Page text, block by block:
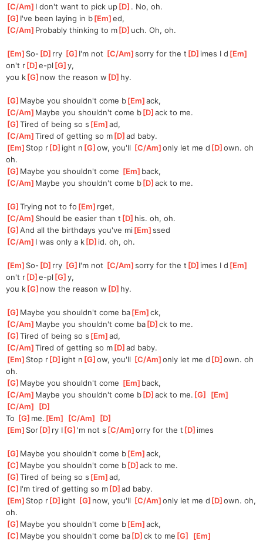
[C/Am ]I don't want to pick up[D ]. No, oh.
[G ]I've been laying in b[Em ]
ed,
[C/Am ]Probably thinking to m[D ]uch. Oh, oh.
[Em ]So- [D ]rry [G ]I'm not [C/Am ]
sorry for the t [D ]imes I d [Em
on't r[D ]
e-pl [G ]
y,
you k[G ]now the reason w [D ]hy.
[G ]Maybe you shouldn't come b[Em ]
ack,
[C/Am ]Maybe you shouldn't come b[D ]
ack to me.
[G ]
Tired of being so s [Em ]
ad,
[C/Am ]
Tired of getting so m[D ]
ad baby.
[Em ]Stop r[D ]ight n [G ]
ow, you'll [C/Am ]
only let me d [D ]
own. oh
oh.
[G ]Maybe you shouldn't come [Em ]back,
[C/Am ]Maybe you shouldn't come b[D ]
ack to me.
[G ]
Trying not to fo [Em ]rget,
[C/Am ]Should be easier than t [D ]his. oh, oh.
[G ]
And all the birthdays you've mi[Em ]
ssed
[C/Am ]I was only a k[D ]id. oh, oh.
[Em ]So- [D ]rry [G ]I'm not [C/Am ]
sorry for the t [D ]imes I d [Em
on't r[D ]
e-pl [G ]
y,
you k[G ]now the reason w [D ]hy.
[G ]Maybe you shouldn't come ba[Em ]
ck,
[C/Am ]Maybe you shouldn't come ba[D ]
ck to me.
[G ]
Tired of being so s [Em ]
ad,
[C/Am ]
Tired of getting so m[D ]
ad baby.
[Em ]Stop r[D ]ight n [G ]
ow, you'll [C/Am ]
only let me d [D ]
own. oh
oh.
[G ]Maybe you shouldn't come [Em ]back,
[C/Am ]Maybe you shouldn't come b[D ]
ack to me. [G [Em
C/Am
[D
To [G ]me. [Em [C/Am [D
[Em ]Sor[D ]ry I[G ]'m not s [C/Am ]
orry for the t [D ]imes
[G ]Maybe you shouldn't come b[Em ]
ack,
[C ]Maybe you shouldn't come b[D ]
ack to me.
[G ]
Tired of being so s [Em ]
ad,
[C ]I'm tired of getting so m[D ]
ad baby.
[Em ]Stop r[D ]ight [G ]now, you'll [C/Am ]
only let me d [D ]
own. oh,
oh.
[G ]Maybe you shouldn't come b[Em ]
ack,
[C ]Maybe you shouldn't come ba[D ]
ck to me [G [Em